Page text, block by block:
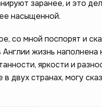
заранее, и это
насыщенной.
со мной поспорят и
жизнь
яркости и
двух странах, могу